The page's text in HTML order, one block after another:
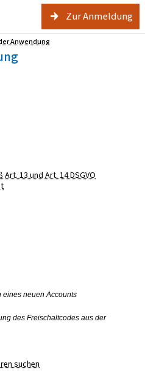
Zur Anmeldung
Anwendung
13 und Art. 14 DSGVO
eines neuen Accounts
des Freischaltcodes aus der
suchen